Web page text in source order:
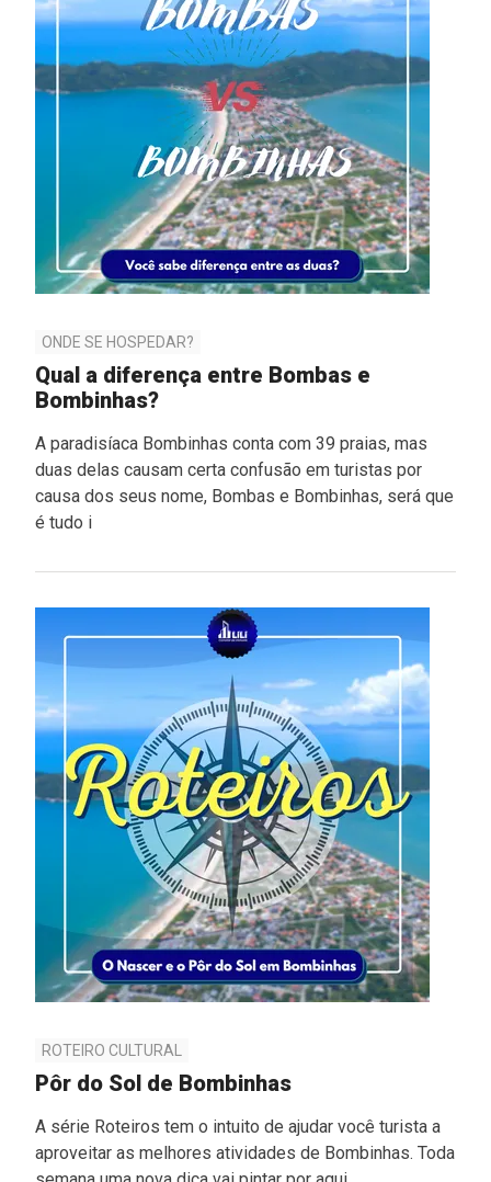
ONDE SE HOSPEDAR?
Qual a diferença entre Bombas e
Bombinhas?
A paradisíaca Bombinhas conta com 39 praias, mas
duas delas causam certa confusão em turistas por
causa dos seus nome, Bombas e Bombinhas, será que
é tudo i
ROTEIRO CULTURAL
Pôr do Sol de Bombinhas
A série Roteiros tem o intuito de ajudar você turista a
aproveitar as melhores atividades de Bombinhas. Toda